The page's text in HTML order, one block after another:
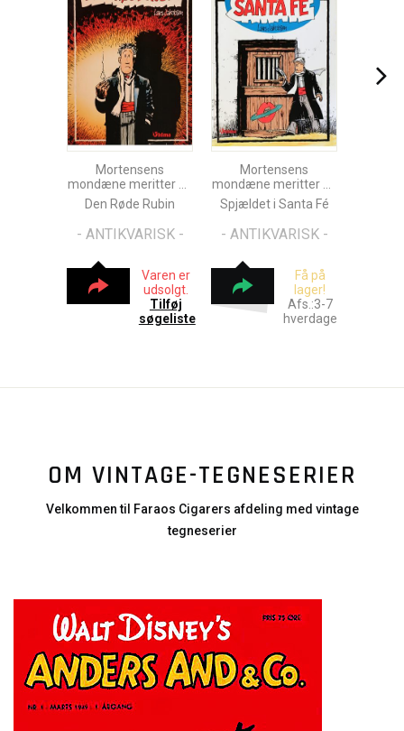
Mortensens
mondæne meritter Nr.
1
Den Røde Rubin
- ANTIKVARISK -
Varen er
udsolgt.
Tilføj
søgeliste
Mortensens
mondæne meritter Nr.
2
Spjældet i Santa Fé
- ANTIKVARISK -
Få på
lager!
Afs.:3-7
hverdage
OM VINTAGE-TEGNESERIER
Velkommen til Faraos Cigarers afdeling med vintage
tegneserier